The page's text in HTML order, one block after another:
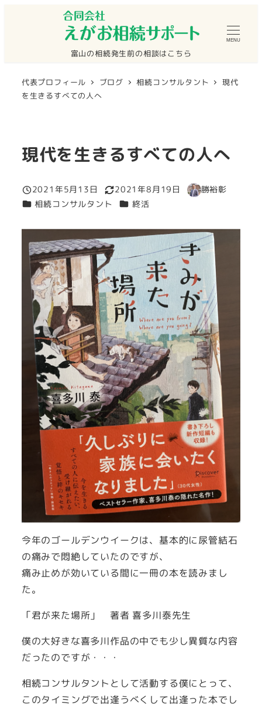
富山の相続発生前の相談はこちら
MENU
代表プロフィール ブログ 相続コンサルタント
現代
を生きるすべての人へ
現代を生きるすべての人へ
投稿日
2021年5月13日
更新日
2021年8月19日
著
勝裕彰
カテゴリー
相続コンサルタント カテゴリー
終活
今年のゴールデンウイークは、基本的に尿管結石
の痛みで悶絶していたのですが、
痛み止めが効いている間に一冊の本を読みまし
た。
「君が来た場所」 著者 喜多川泰先生
僕の大好きな喜多川作品の中でも少し異質な内容
だったのですが・・・
相続コンサルタントとして活動する僕にとって、
このタイミングで出逢うべくして出逢った本でし